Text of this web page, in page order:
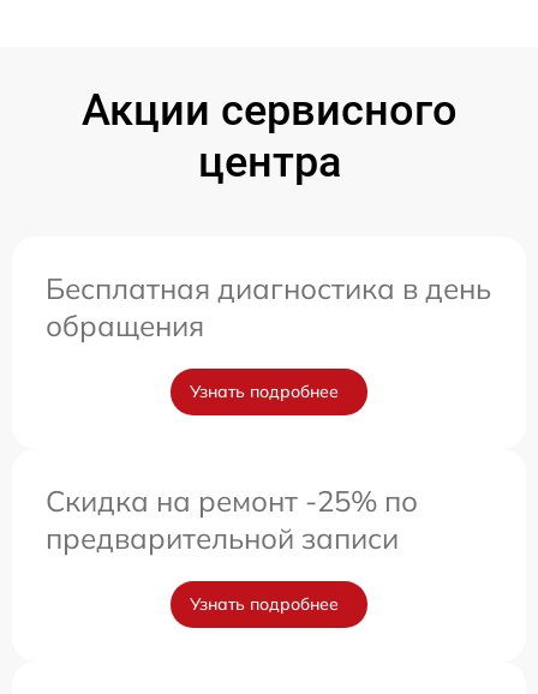
Акции сервисного
центра
Бесплатная диагностика в день
обращения
Узнать подробнее
Скидка на ремонт -25% по
предварительной записи
Узнать подробнее